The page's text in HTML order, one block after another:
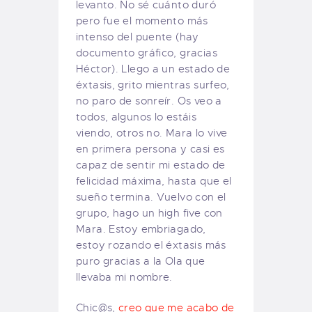
levanto. No sé cuánto duró
pero fue el momento más
intenso del puente (hay
documento gráfico, gracias
Héctor). Llego a un estado de
éxtasis, grito mientras surfeo,
no paro de sonreír. Os veo a
todos, algunos lo estáis
viendo, otros no. Mara lo vive
en primera persona y casi es
capaz de sentir mi estado de
felicidad máxima, hasta que el
sueño termina. Vuelvo con el
grupo, hago un high five con
Mara. Estoy embriagado,
estoy rozando el éxtasis más
puro gracias a la Ola que
llevaba mi nombre.
Chic@s,creo que me acabo de